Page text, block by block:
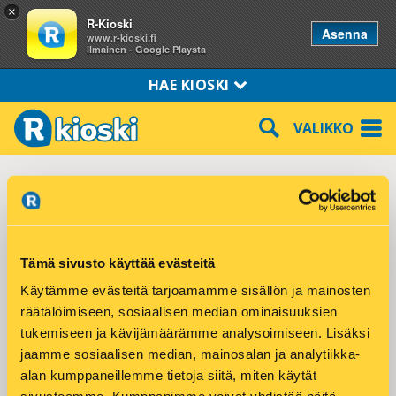
Tämä sivusto käyttää evästeitä
Käytämme evästeitä tarjoamamme sisällön ja mainosten
räätälöimiseen, sosiaalisen median ominaisuuksien
tukemiseen ja kävijämäärämme analysoimiseen. Lisäksi
jaamme sosiaalisen median, mainosalan ja analytiikka-
alan kumppaneillemme tietoja siitä, miten käytät
×
R-Kioski
www.r-kioski.fi
Ilmainen - Google Playsta
Asenna
HAE KIOSKI
VALIKKO
Nokia Välikatu
37100 NOKIA
Puhelin: 050-5638424
Tuotteet ja palvelut:
DHL Express palvelupiste
Hodarit